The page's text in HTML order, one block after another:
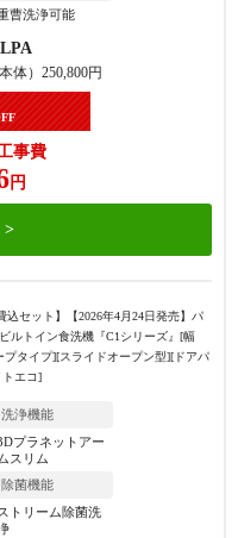
曹洗浄可能
体） 250,800円
事費
円
込セット】
【2026年4月24日発売】パ
ルトイン食洗機『C1シリーズ』[幅
プタイプ][スライドオープン型][ドアパ
エコ]
洗浄機能
プラネットアー
ムスリム
除菌機能
トリーム除菌洗